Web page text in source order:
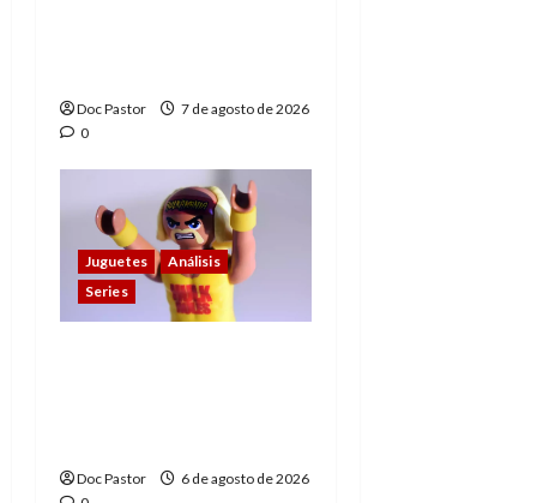
Doc Pastor
7 de agosto de 2026
0
Juguetes
Análisis
Series
Doc Pastor
6 de agosto de 2026